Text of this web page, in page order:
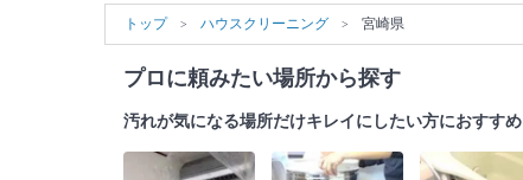
トップ ハウスクリーニング 宮崎県
プロに頼みたい場所から探す
汚れが気になる場所だけキレイにしたい方におすすめ